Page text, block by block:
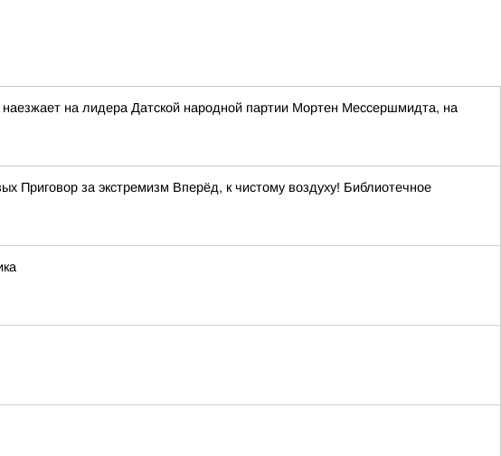
на лидера Датской народной партии Мортен Мессершмидта, на
за экстремизм Вперёд, к чистому воздуху! Библиотечное